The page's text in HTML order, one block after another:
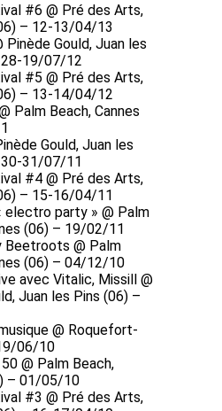
#6 @ Pré des Arts,
– 12-13/04/13
Pinède Gould, Juan les
28-19/07/12
#5 @ Pré des Arts,
– 13-14/04/12
Palm Beach, Cannes
Gould, Juan les
31/07/11
#4 @ Pré des Arts,
– 15-16/04/11
electro party » @ Palm
(06) – 19/02/11
Beetroots @ Palm
(06) – 04/12/10
avec Vitalic, Missill @
Juan les Pins (06) –
@ Roquefort-
06/10
@ Palm Beach,
– 01/05/10
#3 @ Pré des Arts,